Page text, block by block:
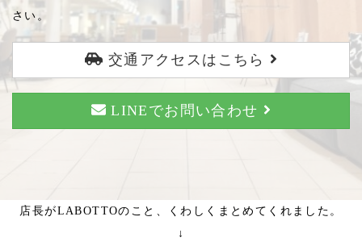
さい。
交通アクセスはこちら
LINEでお問い合わせ
店長がLABOTTOのこと、くわしくまとめてくれました。
↓